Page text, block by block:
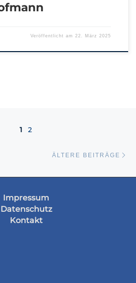
Veröffentlicht am22. März 2025
1 2
ÄLTERE BEITRÄGE
Impressum
Datenschutz
Kontakt